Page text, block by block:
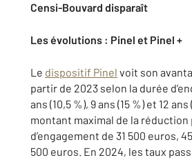
Censi-Bouvard disparaît
Les évolutions : Pinel et Pinel +
Le dispositif Pinel voit son
partir de 2023 selon la durée
ans (10,5 %), 9 ans (15 %) et 12 ans
montant maximal de la réduction
d’engagement de 31 500 euros,
500 euros. En 2024, les taux